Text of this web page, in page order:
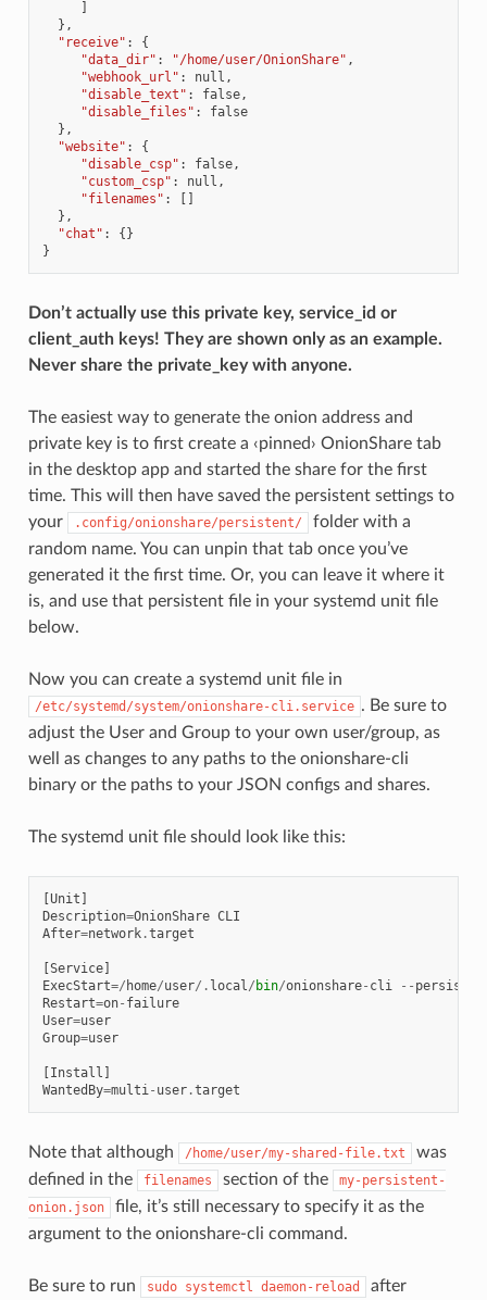
]
},
"receive" :
{
"data_dir" : "/home/user/OnionShare" ,
"webhook_url" : null ,
"disable_text" : false,
"disable_files" :
false
},
"website" :
{
"disable_csp" : false,
"custom_csp" : null ,
"filenames" :
[]
},
"chat" :
{}
}
Don’t actually use this private key, service_id or
client_auth keys! They are shown only as an example.
Never share the private_key with anyone.
The easiest way to generate the onion address and
private key is to first create a ‹pinned› OnionShare tab
in the desktop app and started the share for the first
time. This will then have saved the persistent settings to
your
.config/onionshare/persistent/
folder with a
random name. You can unpin that tab once you’ve
generated it the first time. Or, you can leave it where it
is, and use that persistent file in your systemd unit file
below.
Now you can create a systemd unit file in
/etc/systemd/system/onionshare-cli.service . Be sure to
adjust the User and Group to your own user/group, as
well as changes to any paths to the onionshare-cli
binary or the paths to your JSON configs and shares.
The systemd unit file should look like this:
[Unit ]
Description=OnionShare CLI
After=network.target
[Service]
ExecStart=/ home/user/. local/ bin/onionshare- cli --
Restart=on- failure
User=user
Group=user
[Install ]
WantedBy=multi- user.target
Note that although /home/user/my-shared-file.txt
was
defined in the
filenames section of the
my-persistent-
onion.json
file, it’s still necessary to specify it as the
argument to the onionshare-cli command.
Be sure to run sudo systemctl daemon-reload
after